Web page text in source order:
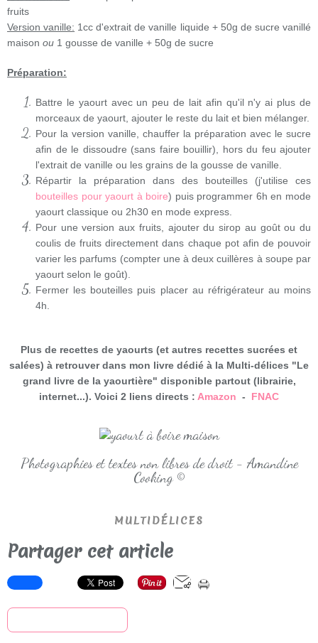
fruits
Version vanille: 1cc d'extrait de vanille liquide + 50g de sucre vanillé
maison ou 1 gousse de vanille + 50g de sucre
Préparation:
Battre le yaourt avec un peu de lait afin qu'il n'y ai plus de
morceaux de yaourt, ajouter le reste du lait et bien mélanger.
Pour la version vanille, chauffer la préparation avec le sucre
afin de le dissoudre (sans faire bouillir), hors du feu ajouter
l'extrait de vanille ou les grains de la gousse de vanille.
Répartir la préparation dans des bouteilles (j'utilise ces
bouteilles pour yaourt à boire) puis programmer 6h en mode
yaourt classique ou 2h30 en mode express.
Pour une version aux fruits, ajouter du sirop au goût ou du
coulis de fruits directement dans chaque pot afin de pouvoir
varier les parfums (compter une à deux cuillères à soupe par
yaourt selon le goût).
Fermer les bouteilles puis placer au réfrigérateur au moins
4h.
Plus de recettes de yaourts (et autres recettes sucrées et
salées) à retrouver dans mon livre dédié à la Multi-délices "Le
grand livre de la yaourtière" disponible partout (librairie,
internet...). Voici 2 liens directs : Amazon - FNAC
Photographies et textes non libres de droit - Amandine
Cooking ©
MULTIDÉLICES
Partager cet article